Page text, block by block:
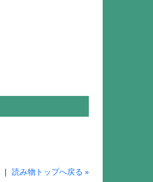
| 読み物トップへ戻る »